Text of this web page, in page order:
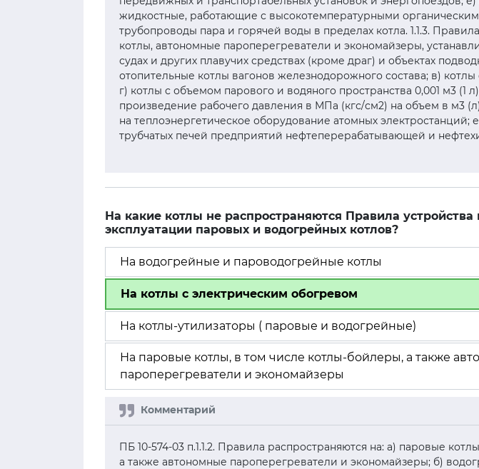
жидкостные, работающие с высокотемпературными
трубопроводы пара и горячей воды в пределах котла. 1.1.3.
котлы, автономные пароперегреватели и экономайзеры,
судах и других плавучих средствах (кроме драг) и объектах
отопительные котлы вагонов железнодорожного состава; в)
г) котлы с объемом парового и водяного пространства 0,001 м3 (1
произведение рабочего давления в МПа (кгс/см2) на объем в м3
на теплоэнергетическое оборудование атомных электростанций;
трубчатых печей предприятий нефтеперерабатывающей и
На какие котлы не распространяются Правила устройства
эксплуатации паровых и водогрейных котлов?
На водогрейные и пароводогрейные котлы
На котлы с электрическим обогревом
На котлы-утилизаторы ( паровые и водогрейные)
На паровые котлы, в том числе котлы-бойлеры, а также
пароперегреватели и экономайзеры
ПБ 10-574-03 п.1.1.2. Правила распространяются на: а) паровые
а также автономные пароперегреватели и экономайзеры; б)